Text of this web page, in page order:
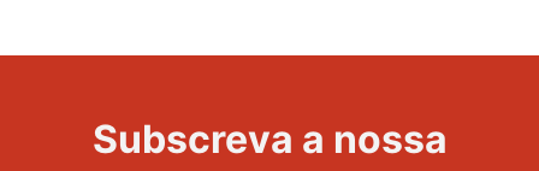
Evento
Subscreva a nossa